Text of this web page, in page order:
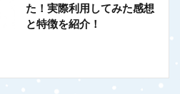
た！実際利用してみた感想
と特徴を紹介！